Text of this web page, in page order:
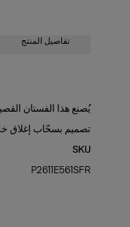
تفاصيل المنتج
يُصنع هذا الفستان
تصميم بسحّاب إغلاق
SKU
P2611E561SFR
قصّة عادية
طول العارضة 177 سم/ 5 أقدام و9 بوصات، وترتدي المقاس الأمريكي 2
32 بوصة
23.5"
تعليمات الغسيل
تنظيف جاف فقط